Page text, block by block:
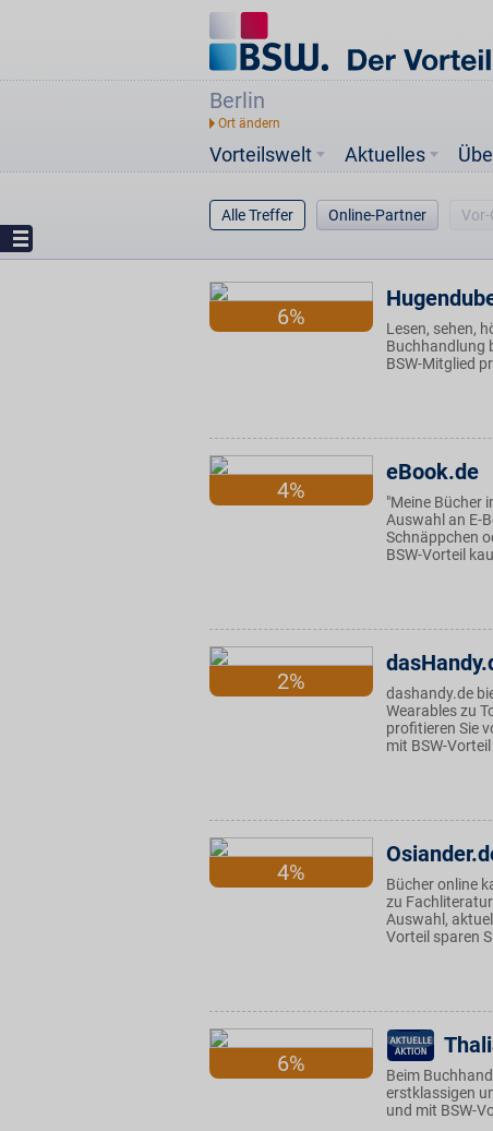
Berlin
Vorteilswelt Aktuelles
Alle Treffer Online-Partner
6%
Lesen, sehen,
Buchhandlung
BSW-Mitglied
4%
eBook.de
"Meine Bücher
Auswahl an E-
Schnäppchen
BSW-Vorteil
2%
dashandy.de
Wearables zu
profitieren Sie
mit BSW-
4%
Bücher online
zu
Auswahl,
Vorteil sparen
6%
Beim
erstklassigen
und mit BSW-